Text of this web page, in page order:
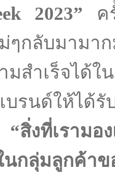
2023” ค
ๆกลับมามา
มสำเร็จได้
บรนด์ให้ได้
“สิ่งที่เรามอ
นกลุ่มลูกค้า